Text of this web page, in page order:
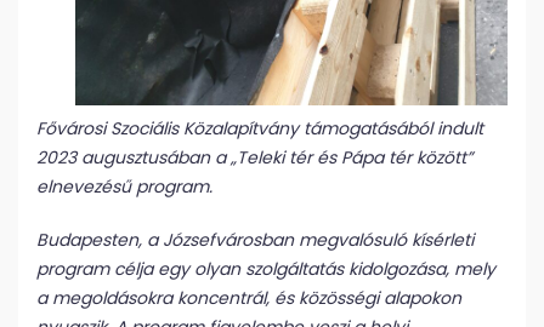
Fővárosi Szociális Közalapítvány támogatásából indult
2023 augusztusában a „Teleki tér és Pápa tér között”
elnevezésű program.
Budapesten, a Józsefvárosban megvalósuló kísérleti
program célja egy olyan szolgáltatás kidolgozása, mely
a megoldásokra koncentrál, és közösségi alapokon